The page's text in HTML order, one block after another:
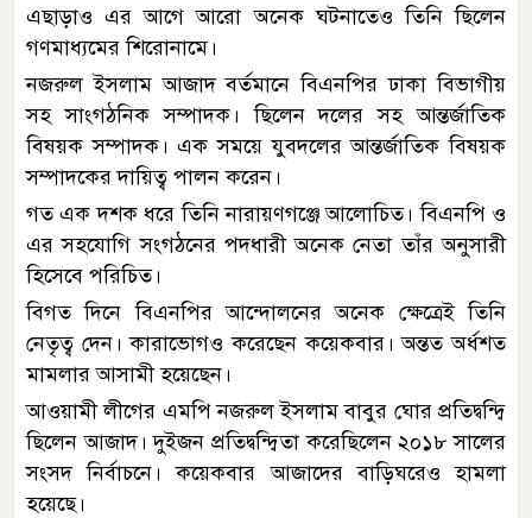
এছাড়াও এর আগে আরো অনেক ঘটনাতেও তিনি ছিলেন
গণমাধ্যমের শিরোনামে।
নজরুল ইসলাম আজাদ বর্তমানে বিএনপির ঢাকা বিভাগীয়
সহ সাংগঠনিক সম্পাদক। ছিলেন দলের সহ আন্তর্জাতিক
বিষয়ক সম্পাদক। এক সময়ে যুবদলের আন্তর্জাতিক বিষয়ক
সম্পাদকের দায়িত্ব পালন করেন।
গত এক দশক ধরে তিনি নারায়ণগঞ্জে আলোচিত। বিএনপি ও
এর সহযোগি সংগঠনের পদধারী অনেক নেতা তাঁর অনুসারী
হিসেবে পরিচিত।
বিগত দিনে বিএনপির আন্দোলনের অনেক ক্ষেত্রেই তিনি
নেতৃত্ব দেন। কারাভোগও করেছেন কয়েকবার। অন্তত অর্ধশত
মামলার আসামী হয়েছেন।
আওয়ামী লীগের এমপি নজরুল ইসলাম বাবুর ঘোর প্রতিদ্বন্দ্বি
ছিলেন আজাদ। দুইজন প্রতিদ্বন্দ্বিতা করেছিলেন ২০১৮ সালের
সংসদ নির্বাচনে। কয়েকবার আজাদের বাড়িঘরেও হামলা
হয়েছে।